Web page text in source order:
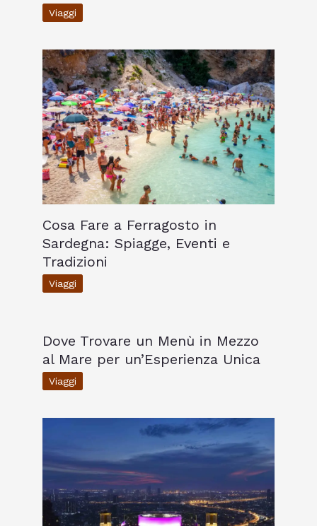
Viaggi
Cosa Fare a Ferragosto in
Sardegna: Spiagge, Eventi e
Tradizioni
Viaggi
Dove Trovare un Menù in Mezzo
al Mare per un’Esperienza Unica
Viaggi